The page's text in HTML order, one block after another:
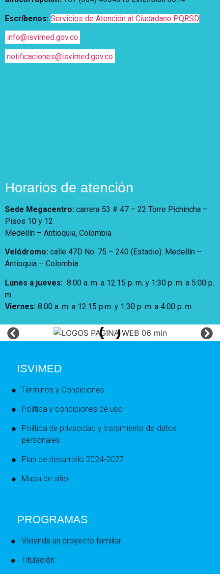
Escríbenos: Servicios de Atención al Ciudadano PQRSD
info@isvimed.gov.co
notificaciones@isvimed.gov.co
Horarios de atención
Sede Megacentro: carrera 53 # 47 – 22 Torre Pichincha –
Pisos 10 y 12
Medellín – Antioquia, Colombia
Velódromo: calle 47D No. 75 – 240 (Estadio). Medellín –
Antioquia – Colombia
Lunes a jueves: 8:00 a. m. a 12:15 p. m. y 1:30 p. m. a 5:00 p.
m.
Viernes: 8:00 a. m. a 12:15 p.m. y 1:30 p. m. a 4:00 p. m
ISVIMED
Términos y Condiciones
Política y condiciones de uso
Política de privacidad y tratamiento de datos
personales
Plan de desarrollo 2024-2027
Mapa de sitio
PROGRAMAS
Vivienda un proyecto familiar
Titulación